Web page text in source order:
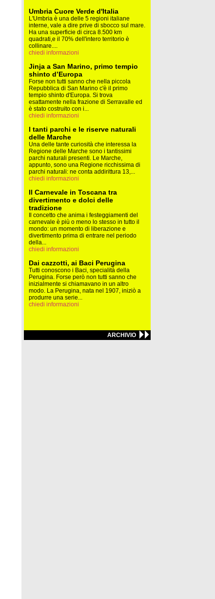
Umbria Cuore Verde d'Italia
L'Umbria è una delle 5 regioni italiane
interne, vale a dire prive di sbocco sul mare.
Ha una superficie di circa 8.500 km
quadrati,e il 70% dell'intero territorio è
collinare....
chiedi informazioni
Jinja a San Marino, primo tempio
shinto d’Europa
Forse non tutti sanno che nella piccola
Repubblica di San Marino c'è il primo
tempio shinto d'Europa. Si trova
esattamente nella frazione di Serravalle ed
è stato costruito con i...
chiedi informazioni
I tanti parchi e le riserve naturali
delle Marche
Una delle tante curiosità che interessa la
Regione delle Marche sono i tantissimi
parchi naturali presenti. Le Marche,
appunto, sono una Regione ricchissima di
parchi naturali: ne conta addirittura 13,...
chiedi informazioni
Il Carnevale in Toscana tra
divertimento e dolci delle
tradizione
Il concetto che anima i festeggiamenti del
carnevale è più o meno lo stesso in tutto il
mondo: un momento di liberazione e
divertimento prima di entrare nel periodo
della...
chiedi informazioni
Dai cazzotti, ai Baci Perugina
Tutti conoscono i Baci, specialità della
Perugina. Forse però non tutti sanno che
inizialmente si chiamavano in un altro
modo. La Perugina, nata nel 1907, iniziò a
produrre una serie...
chiedi informazioni
ARCHIVIO